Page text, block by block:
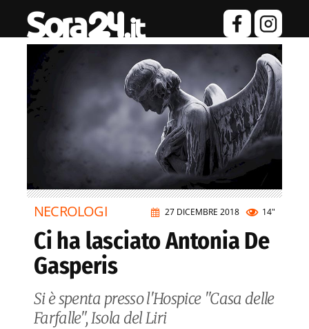
27 DICEMBRE 2018 14"
NECROLOGI
Ci ha lasciato Antonia De
Gasperis
Si è spenta presso l'Hospice "Casa delle
Farfalle", Isola del Liri